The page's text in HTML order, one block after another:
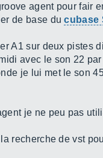
agent pour fair
de base ducubase
A1 sur deux pistes
avec le son 22
je lui met le son
je ne peu pas
recherche de vst